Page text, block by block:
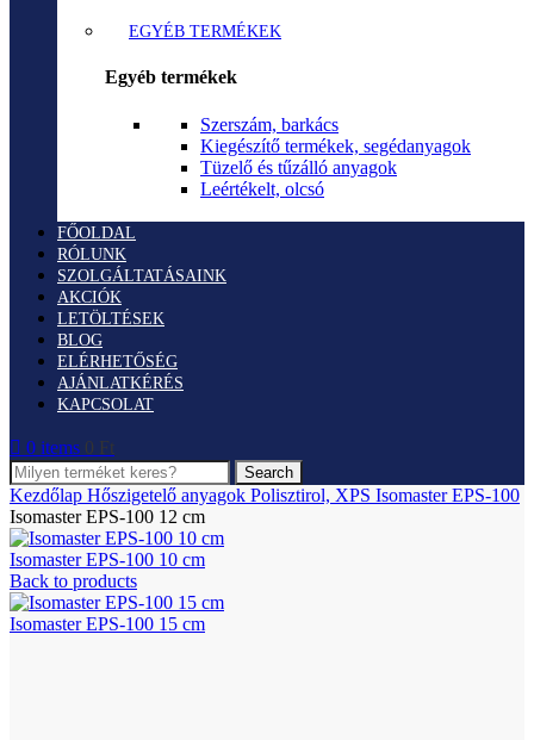
EGYÉB TERMÉKEK
Egyéb termékek
Szerszám, barkács
Kiegészítő termékek, segédanyagok
Tüzelő és tűzálló anyagok
Leértékelt, olcsó
FŐOLDAL
RÓLUNK
SZOLGÁLTATÁSAINK
AKCIÓK
LETÖLTÉSEK
BLOG
ELÉRHETŐSÉG
AJÁNLATKÉRÉS
KAPCSOLAT
0 items 0 Ft
Search
Kezdőlap Hőszigetelő anyagok Polisztirol, XPS Isomaster EPS-100
Isomaster EPS-100 12 cm
Isomaster EPS-100 10 cm
Back to products
Isomaster EPS-100 15 cm